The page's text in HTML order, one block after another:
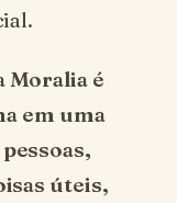
Moralia é
em uma
úteis,